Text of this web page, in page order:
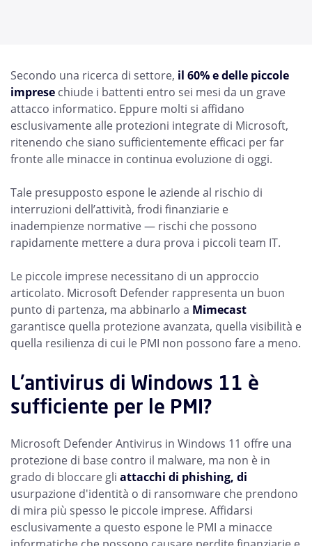
Secondo una ricerca di settore, il 60% e delle piccole
imprese chiude i battenti entro sei mesi da un grave
attacco informatico. Eppure molti si affidano
esclusivamente alle protezioni integrate di Microsoft,
ritenendo che siano sufficientemente efficaci per far
fronte alle minacce in continua evoluzione di oggi.
Tale presupposto espone le aziende al rischio di
interruzioni dell’attività, frodi finanziarie e
inadempienze normative — rischi che possono
rapidamente mettere a dura prova i piccoli team IT.
Le piccole imprese necessitano di un approccio
articolato. Microsoft Defender rappresenta un buon
punto di partenza, ma abbinarlo a Mimecast
garantisce quella protezione avanzata, quella visibilità e
quella resilienza di cui le PMI non possono fare a meno.
L'antivirus di Windows 11 è
sufficiente per le PMI?
Microsoft Defender Antivirus in Windows 11 offre una
protezione di base contro il malware, ma non è in
grado di bloccare gli attacchi di phishing, di
usurpazione d'identità o di ransomware che prendono
di mira più spesso le piccole imprese. Affidarsi
esclusivamente a questo espone le PMI a minacce